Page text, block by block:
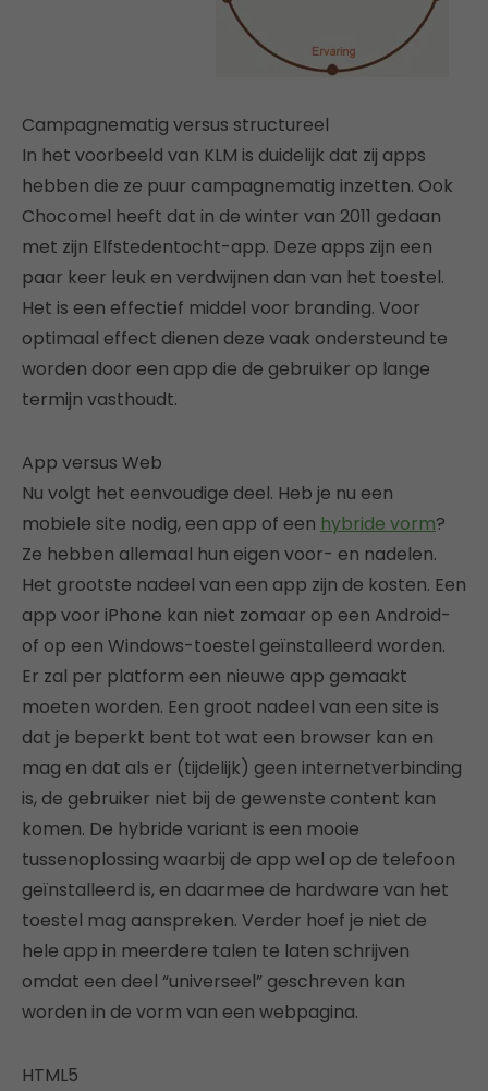
Campagnematig versus structureel
In het voorbeeld van KLM is duidelijk dat zij apps
hebben die ze puur campagnematig inzetten. Ook
Chocomel heeft dat in de winter van 2011 gedaan
met zijn Elfstedentocht-app. Deze apps zijn een
paar keer leuk en verdwijnen dan van het toestel.
Het is een effectief middel voor branding. Voor
optimaal effect dienen deze vaak ondersteund te
worden door een app die de gebruiker op lange
termijn vasthoudt.
App versus Web
Nu volgt het eenvoudige deel. Heb je nu een
mobiele site nodig, een app of een hybride vorm?
Ze hebben allemaal hun eigen voor- en nadelen.
Het grootste nadeel van een app zijn de kosten. Een
app voor iPhone kan niet zomaar op een Android-
of op een Windows-toestel geïnstalleerd worden.
Er zal per platform een nieuwe app gemaakt
moeten worden. Een groot nadeel van een site is
dat je beperkt bent tot wat een browser kan en
mag en dat als er (tijdelijk) geen internetverbinding
is, de gebruiker niet bij de gewenste content kan
komen. De hybride variant is een mooie
tussenoplossing waarbij de app wel op de telefoon
geïnstalleerd is, en daarmee de hardware van het
toestel mag aanspreken. Verder hoef je niet de
hele app in meerdere talen te laten schrijven
omdat een deel “universeel” geschreven kan
worden in de vorm van een webpagina.
HTML5